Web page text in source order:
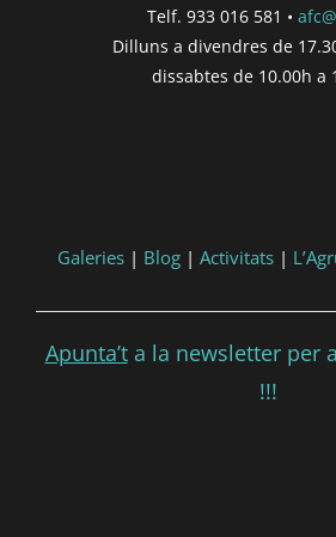
Telf. 933 016 581 •
Dilluns a divendres de
dissabtes de 10.00h a
Galeries| Blog| Activitats|
Apunta’ta la newsletter per
!!!